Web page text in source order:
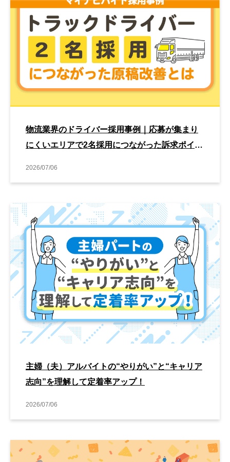
物流業界のドライバー採用事例｜応募が集まり
にくいエリアで2名採用につながった訴求ポイン
2026/07/06
主婦（夫）アルバイトの“やりがい”と“キャリア
志向”を理解して定着率アップ！
2026/07/06